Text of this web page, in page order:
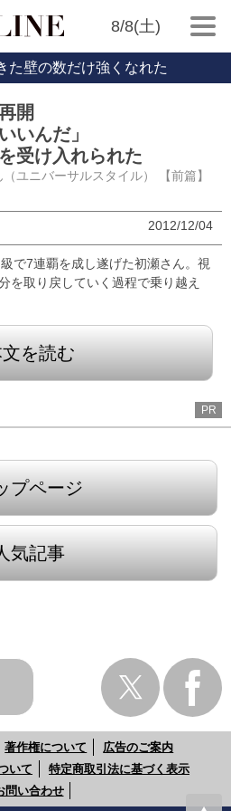
8/8(土)
た壁の数だけ強くなれた
開
いんだ」
受け入れられた
ユニバーサルスタイル） 【前篇】
2012/12/04
で7連覇を成し遂げた初瀬さん。視
を取り戻していく過程で乗り越え
を読む
PR
プページ
気記事
著作権について
広告のご案内
いて
特定商取引法に基づく表示
問い合わせ